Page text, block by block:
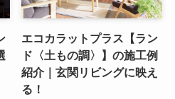
エコカラットプラス【ラン
ド〈土もの調〉】の施工例
紹介｜玄関リビングに映え
る！